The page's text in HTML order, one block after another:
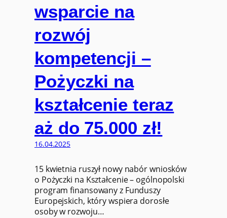
wsparcie na
rozwój
kompetencji –
Pożyczki na
kształcenie teraz
aż do 75.000 zł!
16.04.2025
15 kwietnia ruszył nowy nabór wniosków
o Pożyczki na Kształcenie – ogólnopolski
program finansowany z Funduszy
Europejskich, który wspiera dorosłe
osoby w rozwoju…